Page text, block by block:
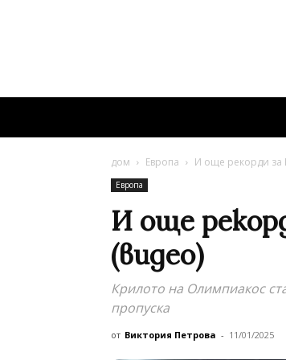
дом Европа И още рекорди за
Европа
И още
(видео)
Крилото на Олимпиакос
пропуска
от Виктория Петрова - 11/01/2025